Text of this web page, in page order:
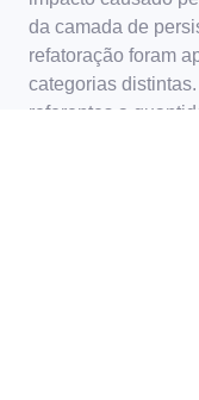
da camada de
refatoração foram
categorias
referentes a